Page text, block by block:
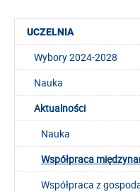
UCZELNIA
Wybory 2024-2028
Nauka
Aktualności
Nauka
Współpraca
Współpraca z